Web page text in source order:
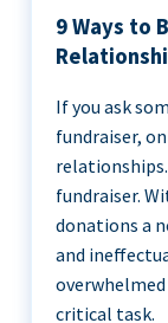
9 Ways to
If you ask
fundraiser,
fundraiser.
donations a
and
critical task.